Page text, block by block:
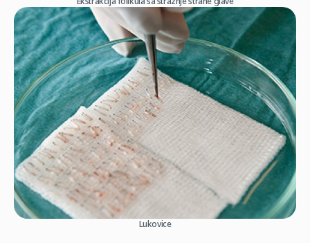
Lukovice